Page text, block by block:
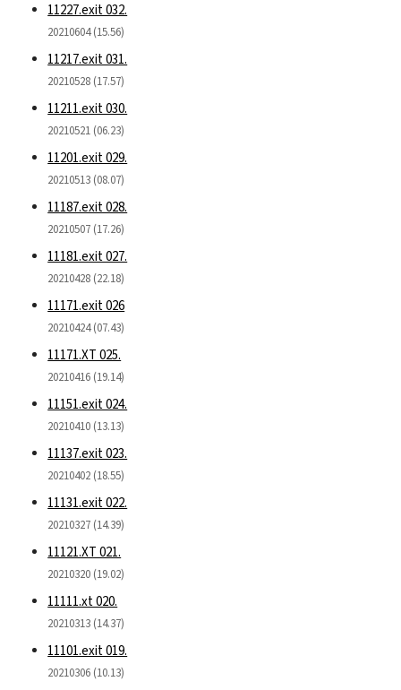
11227.exit 032.
20210604 (15.56)
11217.exit 031.
20210528 (17.57)
11211.exit 030.
20210521 (06.23)
11201.exit 029.
20210513 (08.07)
11187.exit 028.
20210507 (17.26)
11181.exit 027.
20210428 (22.18)
11171.exit 026
20210424 (07.43)
11171.XT 025.
20210416 (19.14)
11151.exit 024.
20210410 (13.13)
11137.exit 023.
20210402 (18.55)
11131.exit 022.
20210327 (14.39)
11121.XT 021.
20210320 (19.02)
11111.xt 020.
20210313 (14.37)
11101.exit 019.
20210306 (10.13)